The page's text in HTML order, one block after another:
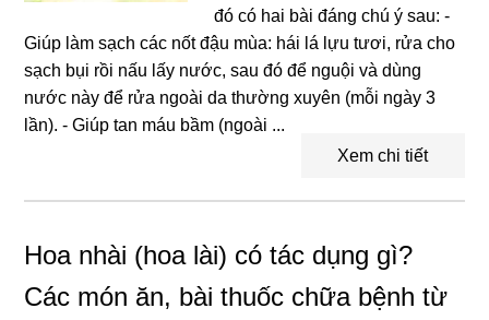
đó có hai bài đáng chú ý sau: -
Giúp làm sạch các nốt đậu mùa: hái lá lựu tươi, rửa cho
sạch bụi rồi nấu lấy nước, sau đó để nguội và dùng
nước này để rửa ngoài da thường xuyên (mỗi ngày 3
lần). - Giúp tan máu bầm (ngoài ...
Xem chi tiết
Hoa nhài (hoa lài) có tác dụng gì?
Các món ăn, bài thuốc chữa bệnh từ